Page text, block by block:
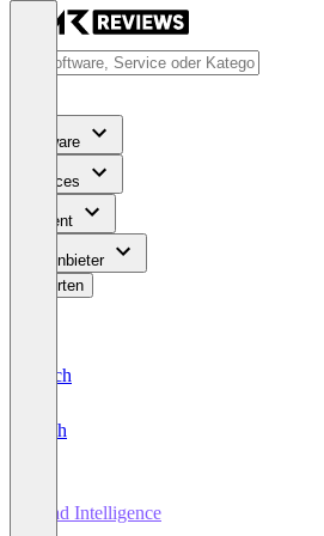
Software
Services
Content
Für Anbieter
Bewerten
Deutsch
English
Lead Intelligence